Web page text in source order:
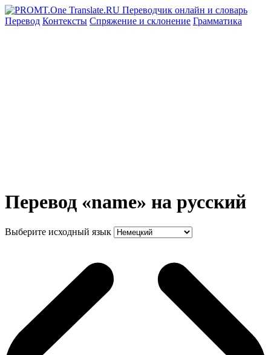
Перевод Контексты Спряжение и склонение Грамматика
Перевод «name» на русский
Выберите исходный язык